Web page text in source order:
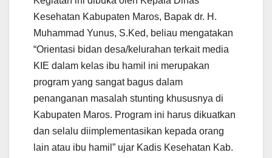
Kesehatan Kabupaten Maros, Bapak dr. H.
Muhammad Yunus, S.Ked, beliau mengatakan
“Orientasi bidan desa/kelurahan terkait media
KIE dalam kelas ibu hamil ini merupakan
program yang sangat bagus dalam
penanganan masalah stunting khususnya di
Kabupaten Maros. Program ini harus dikuatkan
dan selalu diimplementasikan kepada orang
lain atau ibu hamil” ujar Kadis Kesehatan Kab.